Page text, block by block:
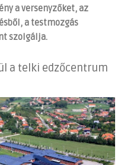
a versenyzőket, az
a testmozgás
szolgálja.
a telki edzőcentrum